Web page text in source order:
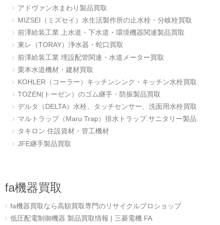
アドヴァン水まわり製品買取
MIZSEI（ミズセイ）水生活製作所の止水栓・分岐栓買取
前澤給装工業 上水道・下水道・環境機器関連製品買取
東レ（TORAY）浄水器・蛇口買取
前澤給装工業 埋設配管関連・水道メーター買取
栗本水道機材・建材買取
KOHLER（コーラー）キッチンシンク・キッチン水栓買取
TOZEN(トーゼン）のゴム継手・防振製品買取
デルタ（DELTA）水栓、タッチセンサー、洗面用水栓買取
マルトラップ（Maru Trap）排水トラップ.サニタリー製品
タキロン 住設資材・管工機材
JFE継手製品買取
fa機器買取
fa機器買取なら高額買取専門のリサイクルプロショップ
低圧配電制御機器 製品買取情報 | 三菱電機 FA